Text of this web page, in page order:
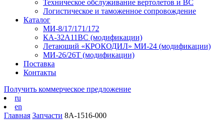
Техническое обслуживание вертолетов и ВС
Логистическое и таможенное сопровождение
Каталог
МИ-8/17/171/172
КА-32А11ВС (модификации)
Летающий «КРОКОДИЛ» МИ-24 (модификации)
МИ-26/26Т (модификации)
Поставка
Контакты
Получить коммерческое предложение
ru
en
Главная Запчасти 8А-1516-000